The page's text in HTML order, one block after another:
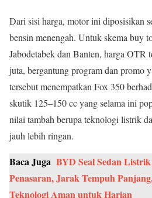
Dari sisi harga, motor ini diposisikan
bensin menengah. Untuk skema buy
Jabodetabek dan Banten, harga OTR
juta, bergantung program dan promo
tersebut menempatkan Fox 350
skutik 125–150 cc yang selama ini
nilai tambah berupa teknologi listrik
jauh lebih ringan.
Baca Juga BYD Seal Sedan
Penasaran, Jarak Tempuh
Teknologi Aman untuk Harian